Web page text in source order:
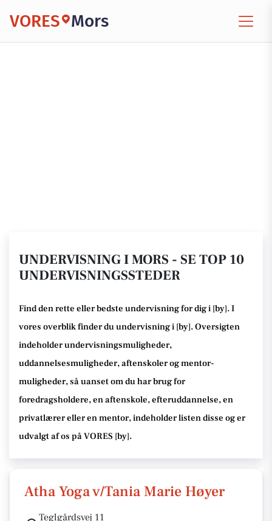
VORES Mors
UNDERVISNING I MORS - SE TOP 10
UNDERVISNINGSSTEDER
Find den rette eller bedste undervisningfor dig i [by]. I
vores overblik finder du undervisning i [by].Oversigten
indeholder undervisningsmuligheder,
uddannelsesmuligheder, aftenskoler og mentor-
muligheder, så uanset om du har brug for
foredragsholdere, en aftenskole, efteruddannelse, en
privatlærer eller en mentor, indeholder listen disse og er
udvalgt af os på VORES [by].
Atha Yoga v/Tania Marie Høyer
Teglgårdsvej 11